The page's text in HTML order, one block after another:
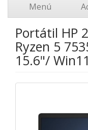
Menú
Portátil HP
Ryzen 5
15.6"/ Win11